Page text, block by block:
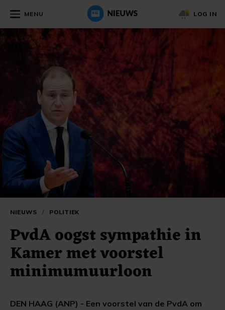
MENU LOG IN
NIEUWS / POLITIEK
PvdA oogst sympathie in
Kamer met voorstel
minimumuurloon
DEN HAAG (ANP) - Een voorstel van de PvdA om